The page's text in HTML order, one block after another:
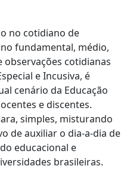
no cotidiano de
fundamental, médio,
observações cotidianas
e Incusiva, é
cenário da Educação
e discentes.
simples, misturando
de auxiliar o dia-a-dia de
educacional e
brasileiras.